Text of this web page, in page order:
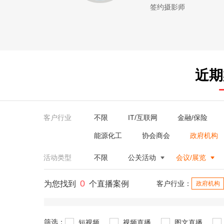
签约摄影师
近
客户行业 不限 IT/互联网 金融/保险
能源化工 协会商会 政府机构
活动类型 不限 公关活动 会议/展览
为您找到 0 个直播案例 客户行业： 政府机构
筛选： 短视频 视频直播 图文直播